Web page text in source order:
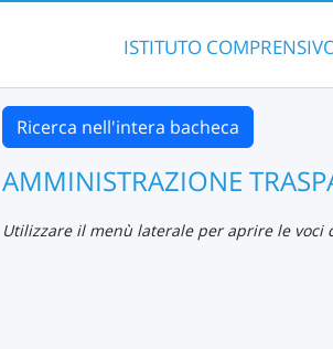
ISTITUTO
Ricerca nell'intera bacheca
AMMINISTRAZIONE
Utilizzare il menù laterale per aprire le voci